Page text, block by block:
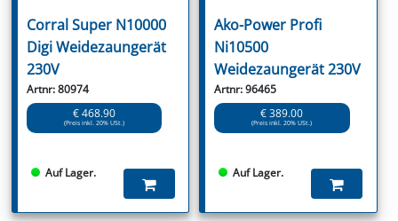
Corral Super N10000
Digi Weidezaungerät
230V
Artnr: 80974
€ 468.90
(Preis inkl. 20% USt.)
Auf Lager.
Ako-Power Profi
Ni10500
Weidezaungerät 230V
Artnr: 96465
€ 389.00
(Preis inkl. 20% USt.)
Auf Lager.